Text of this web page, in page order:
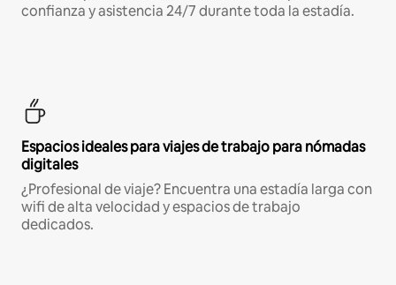
confianza y asistencia 24/7 durante toda la estadía.
Espacios ideales para viajes de trabajo para nómadas
digitales
¿Profesional de viaje? Encuentra una estadía larga con
wifi de alta velocidad y espacios de trabajo
dedicados.